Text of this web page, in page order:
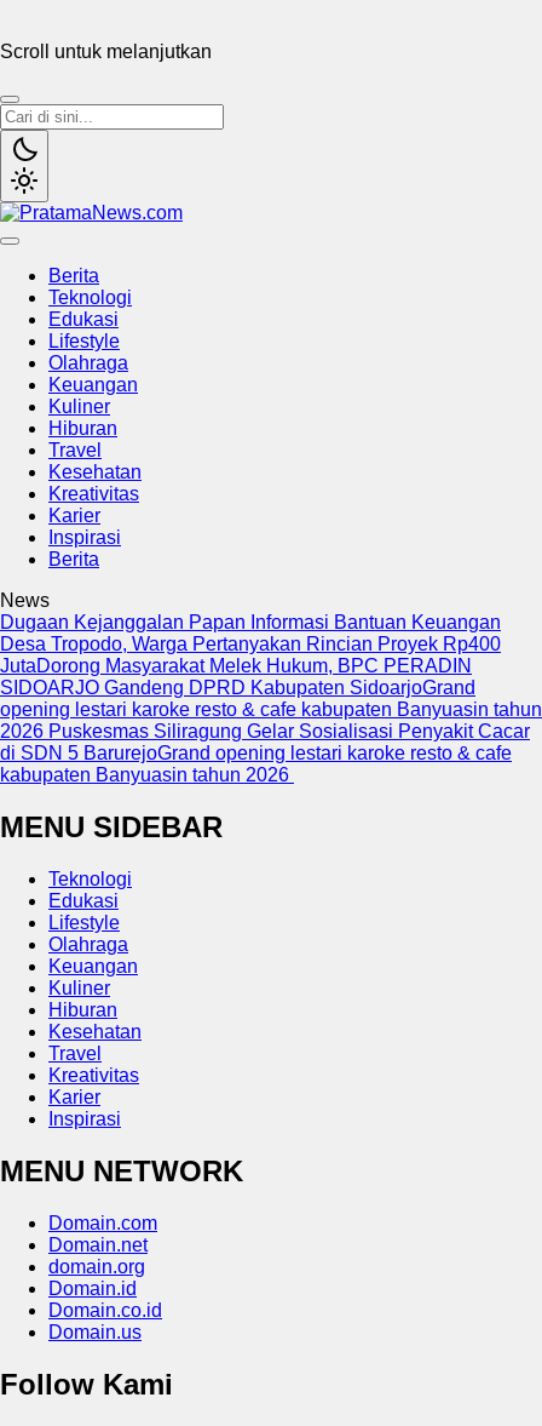
Scroll untuk melanjutkan
Berita
Teknologi
Edukasi
Lifestyle
Olahraga
Keuangan
Kuliner
Hiburan
Travel
Kesehatan
Kreativitas
Karier
Inspirasi
Berita
News
Dugaan Kejanggalan Papan Informasi Bantuan Keuangan
Desa Tropodo, Warga Pertanyakan Rincian Proyek Rp400
JutaDorong Masyarakat Melek Hukum, BPC PERADIN
SIDOARJO Gandeng DPRD Kabupaten SidoarjoGrand
opening lestari karoke resto & cafe kabupaten Banyuasin tahun
2026 Puskesmas Siliragung Gelar Sosialisasi Penyakit Cacar
di SDN 5 BarurejoGrand opening lestari karoke resto & cafe
kabupaten Banyuasin tahun 2026
MENU SIDEBAR
Teknologi
Edukasi
Lifestyle
Olahraga
Keuangan
Kuliner
Hiburan
Kesehatan
Travel
Kreativitas
Karier
Inspirasi
MENU NETWORK
Domain.com
Domain.net
domain.org
Domain.id
Domain.co.id
Domain.us
Follow Kami